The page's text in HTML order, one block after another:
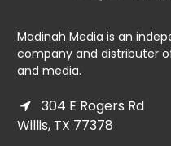
Madinah Media is an
company and distributer
and media.
304 E Rogers Rd
Willis, TX 77378